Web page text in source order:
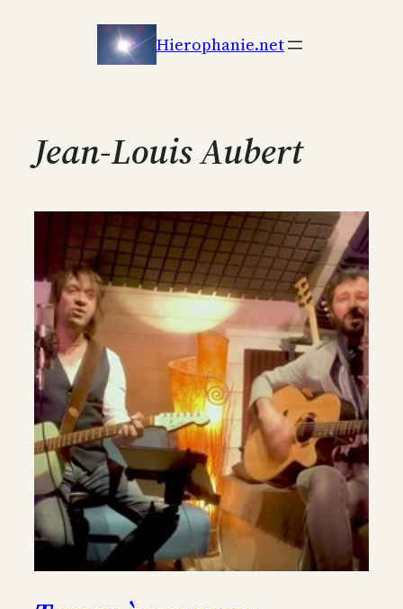
Hierophanie.net
Jean-Louis Aubert